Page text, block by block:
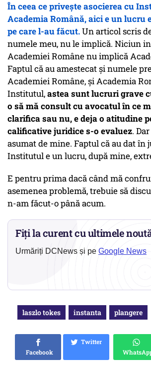
În ceea ce privește asocierea cu
Academia Română, aici e un lucru
pe care l-au făcut.Un articol scris
numele meu, nu le implică. Niciun
Academiei Române nu implică
Faptul că au amestecat și numele
Academiei Române, și Academia
Institutul,astea sunt lucruri grave
o să mă consult cu avocatul în ce
clarifica sau nu, e deja o atitudine
calificative juridice s-o evaluez.
asumat de mine. Faptul că au dat în
Institutul e un lucru, după mine,
E pentru prima dacă când mă
asemenea problemă, trebuie să
n-am făcut-o până acum.
Fiți la curent cu ultimele
Urmăriți DCNews și pe Google News
laszlo tokes instanta plangere
Facebook
Twitter